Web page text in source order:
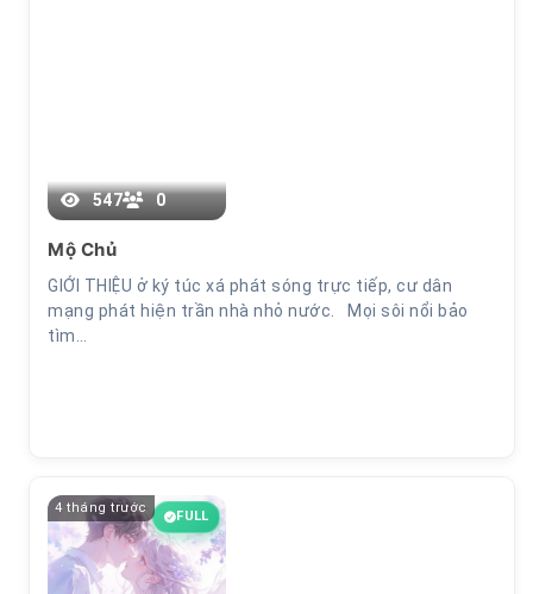
Chương 9
547 0
Mộ Chủ
GIỚI THIỆU ở ký túc xá phát sóng trực tiếp, cư dân
mạng phát hiện trần nhà nhỏ nước. Mọi sôi nổi bảo
tìm…
4 tháng trước
FULL